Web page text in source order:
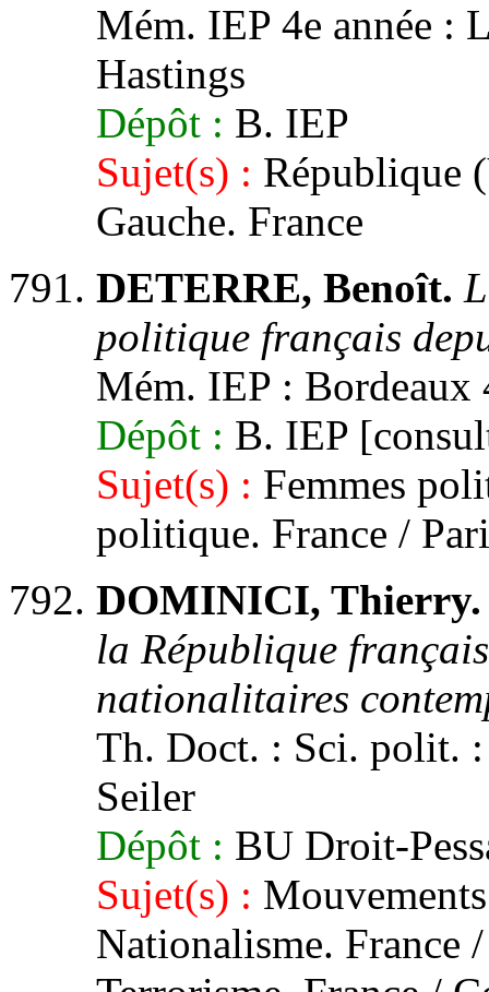
Mém. IEP 4e année :
Hastings
Dépôt : B. IEP
Sujet(s) : République
Gauche. France
DETERRE, Benoît.
politique français
Mém. IEP : Bordeaux
Dépôt : B. IEP
Sujet(s) : Femmes
politique. France /
DOMINICI, Thierry.
la République
nationalitaires
Th. Doct. : Sci. polit.
Seiler
Dépôt : BU Droit-
Sujet(s) :
Nationalisme. France